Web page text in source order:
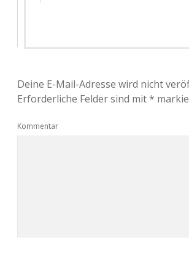
Deine E-Mail-Adresse wird nicht
Erforderliche Felder sind mit*
Kommentar